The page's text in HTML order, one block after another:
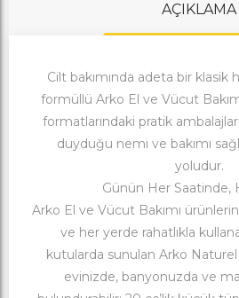
AÇIKLAMA
Cilt bakımında adeta bir
formüllü Arko El ve Vücut
formatlarındaki pratik
duyduğu nemi ve bakımı
yoludur.
Günün Her Saatinde,
Arko El ve Vücut Bakımı
ve her yerde rahatlıkla
kutularda sunulan Arko
evinizde, banyonuzda ve